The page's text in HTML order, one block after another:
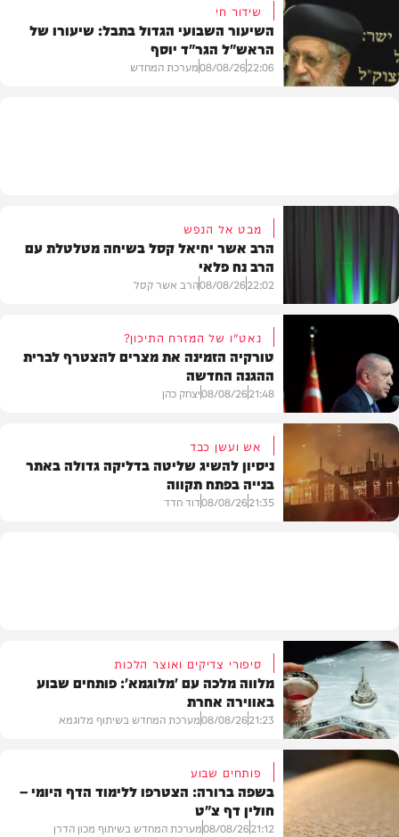
חדשות
שידור חי
השיעור השבועי הגדול בתבל: שיעורו של
הראש"ל הגר"ד יוסף
22:06
08/08/26מערכת המחדש
חדשות
מבט אל הנפש
הרב אשר יחיאל קסל בשיחה מטלטלת עם
הרב נח פלאי
22:02
08/08/26הרב אשר קסל
חדשות
נאט"ו של המזרח התיכון?
טורקיה הזמינה את מצרים להצטרף לברית
ההגנה החדשה
21:48
08/08/26יצחק כהן
אש ועשן כבד
ניסיון להשיג שליטה בדליקה גדולה באתר
בנייה בפתח תקווה
21:35
08/08/26דוד חדד
סיפורי צדיקים ואוצר הלכות
מלווה מלכה עם 'מלוגמא': פותחים שבוע
באווירה אחרת
21:23
08/08/26מערכת המחדש בשיתוף מלוגמא
פותחים שבוע
בשפה ברורה: הצטרפו ללימוד הדף היומי –
חולין דף צ"ט
21:12
08/08/26מערכת המחדש בשיתוף מכון הדרן